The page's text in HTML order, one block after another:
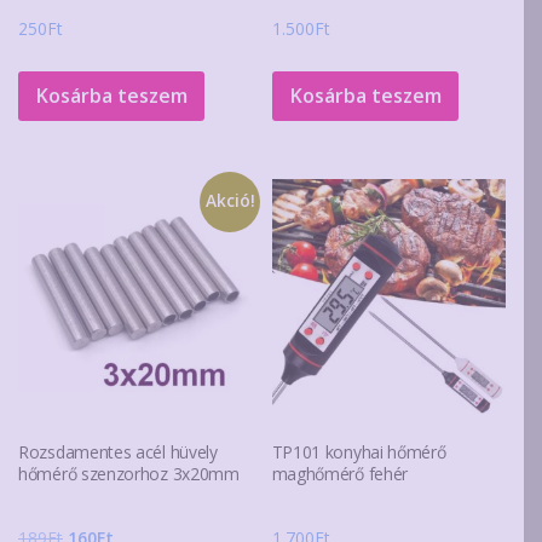
250Ft
Kosárba teszem
1.500Ft
Kosárba teszem
Akció!
Rozsdamentes acél hüvely
hőmérő szenzorhoz 3x20mm
Original
TP101 konyhai hőmérő
maghőmérő fehér